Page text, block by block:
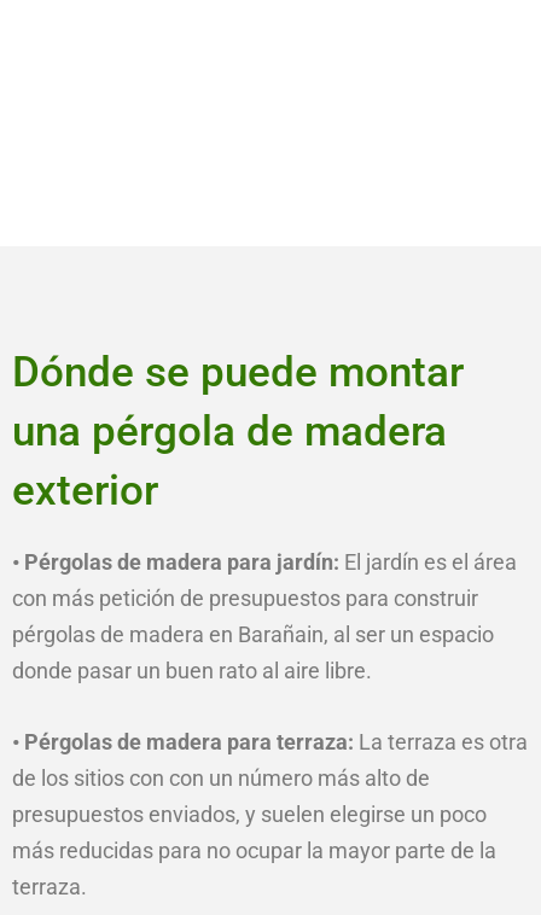
Dónde se puede montar
una pérgola de madera
exterior
• Pérgolas de madera para jardín: El jardín es el área
con más petición de presupuestos para construir
pérgolas de madera en Barañain, al ser un espacio
donde pasar un buen rato al aire libre.
• Pérgolas de madera para terraza: La terraza es otra
de los sitios con con un número más alto de
presupuestos enviados, y suelen elegirse un poco
más reducidas para no ocupar la mayor parte de la
terraza.